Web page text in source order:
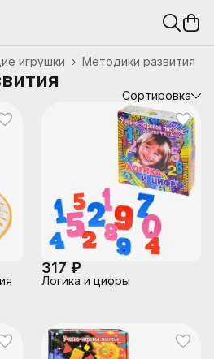
Методики развития
игрушки ›
Сортировка
317 ₽
Логика и цифры